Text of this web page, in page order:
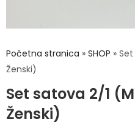
Početna stranica » SHOP »
Ženski)
Set satova 2/1
Ženski)